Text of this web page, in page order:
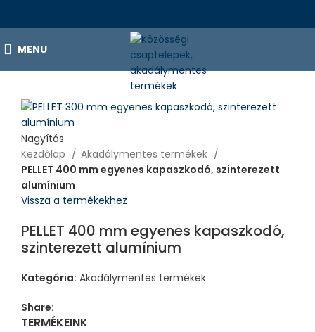
MENU
Nagyítás
Kezdőlap
Akadálymentes termékek
PELLET 400 mm egyenes kapaszkodó, szinterezett
alumínium
Vissza a termékekhez
PELLET 400 mm egyenes kapaszkodó,
szinterezett alumínium
Kategória: Akadálymentes termékek
Share:
TERMÉKEINK